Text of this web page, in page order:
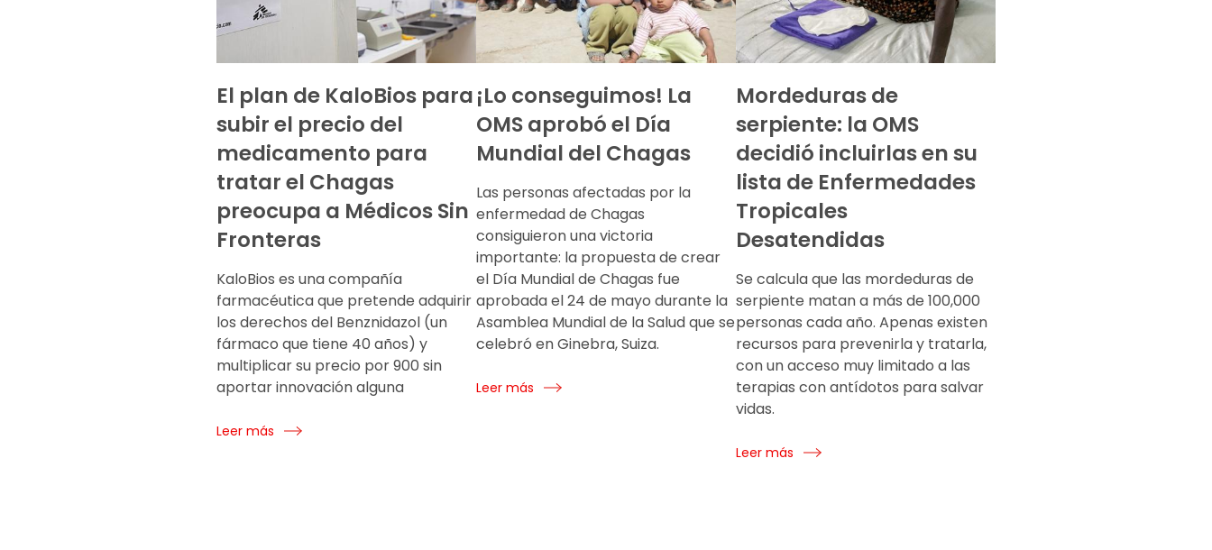
El plan de KaloBios para
subir el precio del
medicamento para
tratar el Chagas
preocupa a Médicos Sin
Fronteras
KaloBios es una compañía
farmacéutica que pretende adquirir
los derechos del Benznidazol (un
fármaco que tiene 40 años) y
multiplicar su precio por 900 sin
aportar innovación alguna
Leer más
¡Lo conseguimos! La
OMS aprobó el Día
Mundial del Chagas
Las personas afectadas por la
enfermedad de Chagas
consiguieron una victoria
importante: la propuesta de crear
el Día Mundial de Chagas fue
aprobada el 24 de mayo durante la
Asamblea Mundial de la Salud que se
celebró en Ginebra, Suiza.
Leer más
Mordeduras de
serpiente: la OMS
decidió incluirlas en su
lista de Enfermedades
Tropicales
Desatendidas
Se calcula que las mordeduras de
serpiente matan a más de 100,000
personas cada año. Apenas existen
recursos para prevenirla y tratarla,
con un acceso muy limitado a las
terapias con antídotos para salvar
vidas.
Leer más